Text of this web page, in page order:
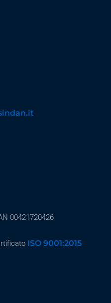
00421720426
ISO 9001:2015